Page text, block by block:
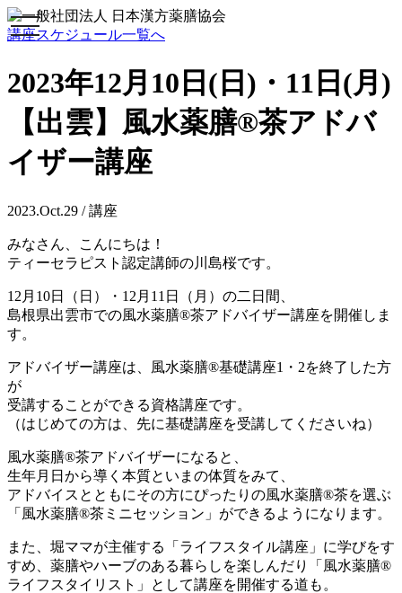
toggle
navigation
講座スケジュール一覧へ
2023年12月10日(日)・11日(月)
【出雲】風水薬膳®茶アドバ
イザー講座
2023.Oct.29 / 講座
みなさん、こんにちは！
ティーセラピスト認定講師の川島桜です。
12月10日（日）・12月11日（月）の二日間、
島根県出雲市での風水薬膳®茶アドバイザー講座を開催しま
す。
アドバイザー講座は、風水薬膳®基礎講座1・2を終了した方
が
受講することができる資格講座です。
（はじめての方は、先に基礎講座を受講してくださいね）
風水薬膳®茶アドバイザーになると、
生年月日から導く本質といまの体質をみて、
アドバイスとともにその方にぴったりの風水薬膳®︎茶を選ぶ
「風水薬膳®︎茶ミニセッション」ができるようになります。
また、堀ママが主催する「ライフスタイル講座」に学びをす
すめ、薬膳やハーブのある暮らしを楽しんだり「風水薬膳®
ライフスタイリスト」として講座を開催する道も。